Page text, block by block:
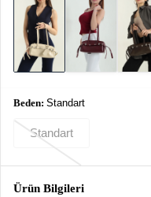
Ev
Giyimkeyboard_arrow_down
Takımlarkeyboard_arrow_down
keyboard_arrow_down
Giyim keyboard_arrow_down
Beden: Standart
Standart
Ürün Bilgileri